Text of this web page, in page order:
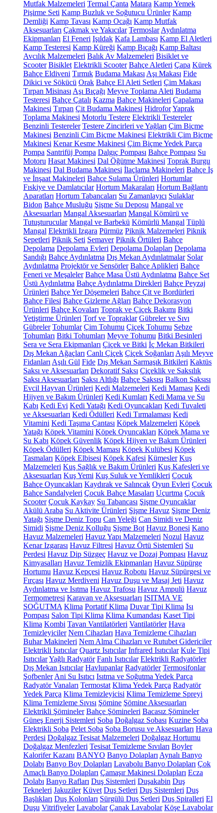
Mutfak Malzemeleri Termal Çanta Matara Kamp Yemek
Pişirme Seti Kamp Buzluk ve Soğutucu Ürünler Kamp
Demliği Kamp Tavası Kamp Ocağı Kamp Mutfak
Aksesuarları Çakmak ve Yakıcılar Termoslar Aydınlatma
Ekipmanları El Feneri Işıldak Kafa Lambası Kamp El Aletleri
Kamp Testeresi Kamp Küreği Kamp Bıçağı Kamp Baltası
Avcılık Malzemeleri Balık Av Malzemeleri Bisiklet ve
Scooter Bisiklet Elektrikli Scooter Bahçe Aletleri Çapa Kürek
Bahçe Eldiveni Tırmık Budama Makası Aşı Makası Fide
Dikici ve Sökücü Orak Bahçe El Aleti Setleri Çim Makası
Tırpan Misinası Aşı Bıçağı Meyve Toplama Aleti Budama
Testeresi Bahçe Çatalı Kazma Bahçe Makineleri Çapalama
Makinesi Tırpan Çit Budama Makinesi HidroforYaprak
Toplama Makinesi Motorlu Testere Elektrikli Testereler
Benzinli Testereler Testere Zincirleri ve Yağları Çim Biçme
Makinesi Benzinli Çim Biçme Makinesi Elektrikli Çim Biçme
Makinesi Kenar Kesme Makinesi Çim Biçme Yedek Parça
Pompa Santrifüj Pompa Dalgıç Pompası Bahçe Pompası Su
Motoru Hasat Makinesi Dal Öğütme Makinesi Toprak Burgu
Makinesi Dal Budama Makinesi İlaçlama Makineleri Bahçe İş
ve İnşaat Makineleri Bahçe Sulama Ürünleri Hortumlar
Fıskiye ve Damlatıcılar Hortum Makaraları Hortum Bağlantı
Aparatları Hortum Tabancaları Su Zamanlayıcı Sulaklar
Bidon Bahçe Musluğu Şişme Su Deposu Mangal ve
Aksesuarları Mangal Aksesuarları Mangal Kömürü ve
Tutuşturucular Mangal ve Barbekü Kömürlü Mangal Tüplü
Mangal Elektrikli Izgara Pürmüz Piknik Malzemeleri Piknik
Sepetleri Piknik Seti Semaver Piknik Örtüleri Bahçe
Depolama Depolama Evleri Depolama Dolapları Depolama
Sandığı Bahçe Aydınlatma Dış Mekan Aydınlatmalar Solar
Aydınlatma Projektör ve Sensörler Bahçe Aplikleri Bahçe
Feneri ve Meşaleler Bahçe Masa Üstü Aydınlatma Bahçe Set
Üstü Aydınlatma Bahçe Aydınlatma Direkleri Bahçe Peyzaj
Ürünleri Bahçe Yer Döşemeleri Bahçe Çit ve Bordürleri
Bahçe Filesi Bahçe Gizleme Ağları Bahçe Dekorasyon
Ürünleri Bahçe Kovaları Toprak ve Çiçek Bakımı Bitki
Yetiştirme Ürünleri Torf ve Topraklar Gübreler ve Sıvı
Gübreler Tohumlar Çim Tohumu Çiçek Tohumu Sebze
Tohumları Bitki Tohumları Meyve Tohumu Bitki Besinleri
Sera ve Sera Ekipmanları Çiçek ve Bitki İç Mekan Bitkileri
Dış Mekan Ağaçları Canlı Çiçek Çiçek Soğanları Aşılı Meyve
Fidanları Aşılı Gül Fide Dış Mekan Sarmaşık Bitkileri Kaktüs
Saksı ve Aksesuarları Dekoratif Saksı Çiçeklik ve Saksılık
Saksı Aksesuarları Saksı Altlığı Bahçe Saksısı Balkon Saksısı
Evcil Hayvan Ürünleri Kedi Malzemeleri Kedi Maması Kedi
Hijyen ve Bakım Ürünleri Kedi Kumları Kedi Mama ve Su
Kabı Kedi Evi Kedi Yatağı Kedi Oyuncakları Kedi Tuvaleti
ve Aksesuarları Kedi Ödülleri Kedi Tırmalaması Kedi
Vitamini Kedi Taşıma Çantası Köpek Malzemeleri Köpek
Yatağı Köpek Vitamini Köpek Oyuncakları Köpek Mama ve
Su Kabı Köpek Güvenlik Köpek Hijyen ve Bakım Ürünleri
Köpek Ödülleri Köpek Maması Köpek Kulübesi Köpek
Tasmaları Köpek Elbisesi Köpek Kafesi Kümesler Kuş
Malzemeleri Kuş Sağlık ve Bakım Ürünleri Kuş Kafesleri ve
Aksesuarları Kuş Yemi Kuş Suluk ve Yemlikleri Çocuk
Bahçe Oyuncakları Kaydırak ve Salıncak Oyun Evleri Çocuk
Bahçe Sandalyeleri Çocuk Bahçe Masaları Uçurtma Çocuk
Scooter Çocuk Kaykay Su Tabancası Şişme Oyuncaklar
Akülü Araba Su Aktivite Ürünleri Şişme Havuz Şişme Deniz
Yatağı Şişme Deniz Topu Can Yeleği Can Simidi ve Deniz
Simidi Şişme Deniz Kolluğu Şişme Bot Havuz Bonesi Kano
Havuz Malzemeleri Havuz Yapı Malzemeleri Nozul Havuz
Kenar Izgarası Havuz Filtresi Havuz Örtü Sistemleri Su
Perdesi Havuz Dip Süzgeç Havuz ve Dozaj Pompası Havuz
Kimyasalları Havuz Temizlik Ekipmanları Havuz Süpürge
Hortumu Havuz Kepçesi Havuz Robotu Havuz Süpürgesi ve
Fırçası Havuz Merdiveni Havuz Duşu ve Masaj Jeti Havuz
Aydınlatma ve Isıtma Havuz Trafosu Havuz Ampulü Havuz
Termometresi Karavan ve Aksesuarları ISITMA VE
SOĞUTMA Klima Portatif Klima Duvar Tipi Klima Isı
Pompası Salon Tipi Klima Klima Kumandası Kaset Tipi
Klima Kombi Tavan Vantilatörleri Vantilatörler Hava
Temizleyiciler Nem Cihazları Hava Temizleme Cihazları
Buhar Makineleri Nem Alma Cihazları ve Rutubet Gidericiler
Elektrikli Isıtıcılar Quartz Isıtıcılar Infrared Isıtıcılar Kule Tipi
IsıtıcılarYağlı Radyatör Fanlı Isıtıcılar Elektrikli Radyatörler
Dış Mekan Isıtıcılar Havlupanlar Radyatörler Termosifonlar
Şofbenler Ani Su Isıtıcı Isıtma ve Soğutma Yedek Parça
Radyatör Vanaları Termostat Klima Yedek Parça Radyatör
Yedek Parça Klima Temizleyicisi Klima Temizleme Spreyi
Klima Temizleme Sıvısı Şömine Şömine Aksesuarları
Elektrikli Şömineler Bahçe Şömineleri Bacasız Şömineler
Güneş Enerji Sistemleri Soba Doğalgaz Sobası Kuzine Soba
Elektrikli Soba Pelet Soba Soba Borusu ve Aksesuarları Hava
Perdesi Doğalgaz Tesisat Malzemeleri Doğalgaz Hortumu
Doğalgaz Menfezleri Tesisat Temizleme Sıvıları Boyler
Kalorifer Kazanı BANYO Banyo Dolapları Aynalı Banyo
Dolabı Banyo Boy Dolapları Lavabolu Banyo Dolapları Çok
Amaçlı Banyo Dolapları Çamaşır Makinesi Dolapları Ecza
Dolabı Banyo Rafları Duş Sistemleri Duşakabin Duş
Tekneleri Jakuziler Küvet Duş Setleri Duş Sistemleri Duş
Başlıkları Duş Kolonları Sürgülü Duş Setleri Duş Spiralleri El
Duşu Vitrifiyeler Lavabolar Çanak Lavabolar Köşe Lavabolar